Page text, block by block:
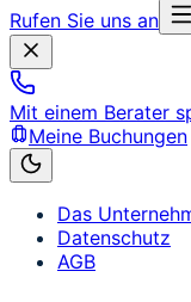
Rufen Sie uns an
Mit einem Berater
Meine Buchungen
Das
Datenschutz
AGB